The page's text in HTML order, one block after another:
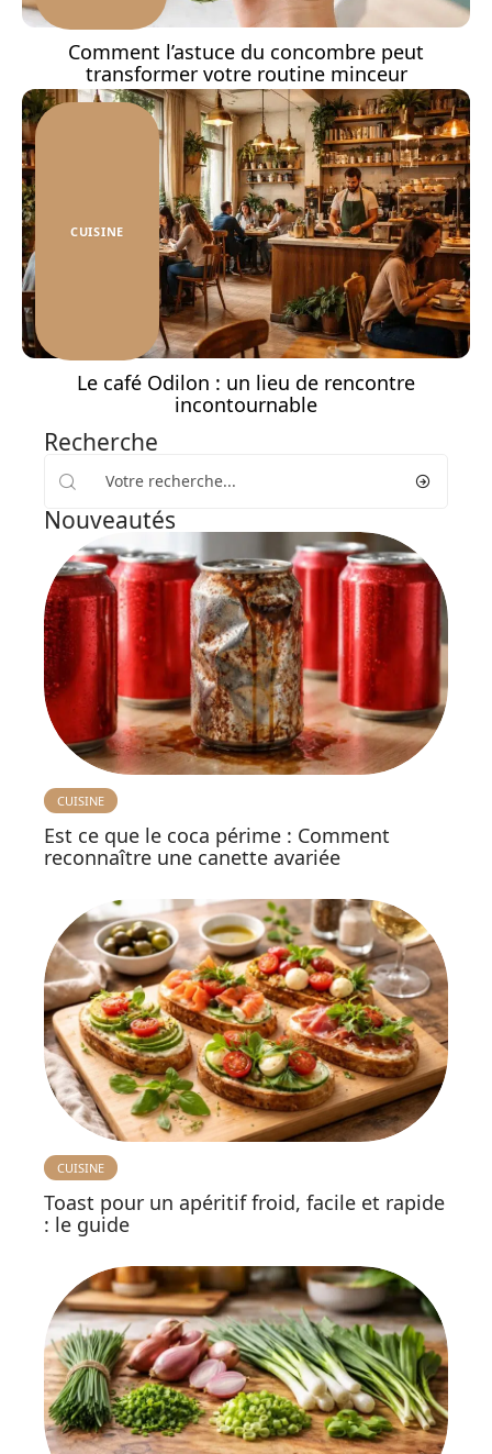
Comment l’astuce du concombre peut
transformer votre routine minceur
CUISINE
Le café Odilon : un lieu de rencontre
incontournable
Recherche
Nouveautés
CUISINE
Est ce que le coca périme : Comment
reconnaître une canette avariée
CUISINE
Toast pour un apéritif froid, facile et rapide
: le guide